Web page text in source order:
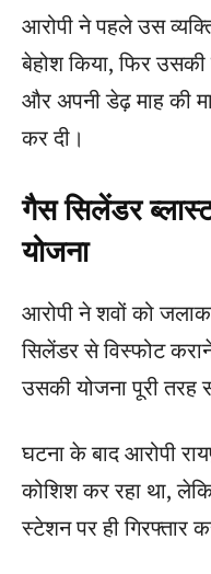
आरोपी ने पहले उस
बेहोश किया, फिर
और अपनी डेढ़ माह की
कर दी।
गैस सिलेंडर
योजना
आरोपी ने शवों को
सिलेंडर से विस्फोट
उसकी योजना पूरी तरह
घटना के बाद आरोपी
कोशिश कर रहा था,
स्टेशन पर ही गिरफ्तार